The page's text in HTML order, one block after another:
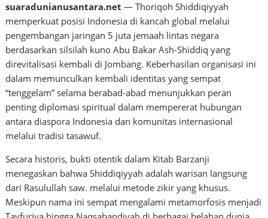
suaradunianusantara.net — Thoriqoh Shiddiqiyyah
memperkuat posisi Indonesia di kancah global melalui
pengembangan jaringan 5 juta jemaah lintas negara
berdasarkan silsilah kuno Abu Bakar Ash-Shiddiq yang
direvitalisasi kembali di Jombang. Keberhasilan organisasi ini
dalam memunculkan kembali identitas yang sempat
“tenggelam” selama berabad-abad menunjukkan peran
penting diplomasi spiritual dalam mempererat hubungan
antara diaspora Indonesia dan komunitas internasional
melalui tradisi tasawuf.
Secara historis, bukti otentik dalam Kitab Barzanji
menegaskan bahwa Shiddiqiyyah adalah warisan langsung
dari Rasulullah saw. melalui metode zikir yang khusus.
Meskipun nama ini sempat mengalami metamorfosis menjadi